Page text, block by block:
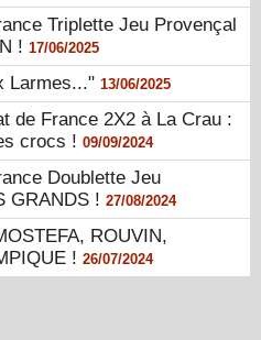
Triplette Jeu Provençal
! 17/06/2025
Larmes..." 13/06/2025
de France 2X2 à La Crau :
crocs ! 09/09/2024
Doublette Jeu
GRANDS ! 27/08/2024
ROUVIN,
! 26/07/2024